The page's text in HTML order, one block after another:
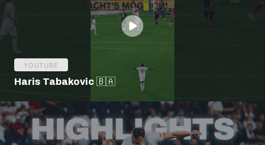
YOUTUBE
Haris Tabakovic 🇧🇦